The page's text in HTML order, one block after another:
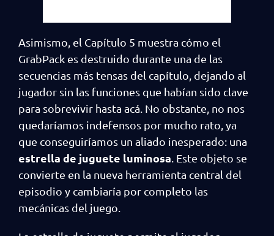
Asimismo, el Capítulo 5 muestra cómo el
GrabPack es destruido durante una de las
secuencias más tensas del capítulo, dejando al
jugador sin las funciones que habían sido clave
para sobrevivir hasta acá. No obstante, no nos
quedaríamos indefensos por mucho rato, ya
que conseguiríamos un aliado inesperado: una
estrella de juguete luminosa . Este objeto se
convierte en la nueva herramienta central del
episodio y cambiaría por completo las
mecánicas del juego.